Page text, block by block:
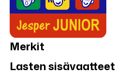
Merkit
Lasten sisävaatteet